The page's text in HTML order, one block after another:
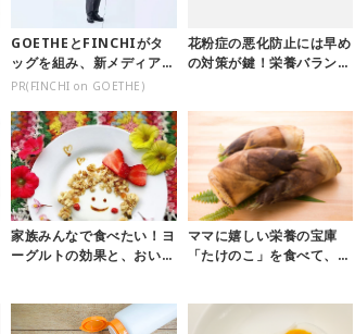
GOETHEとFINCHIがタ
ッグを組み、新メディアを
創設
PR(FINCHI on GOETHE)
花粉症の悪化防止には早め
の対策が鍵！栄養バランス
家族みんなで食べたい！ヨ
ーグルトの効果と、おいし
ママに嬉しい栄養の宝庫
「たけのこ」を食べて、春